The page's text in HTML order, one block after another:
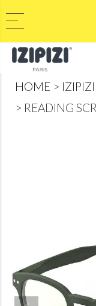
HOME
IZIPIZI
READING